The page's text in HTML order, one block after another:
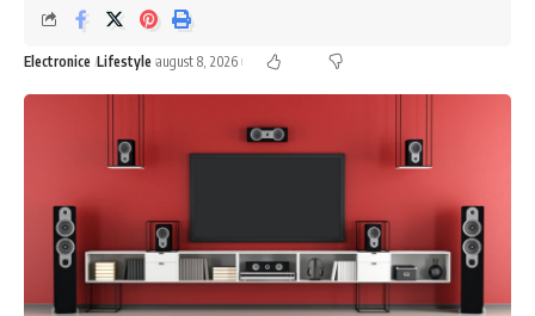
Electronice Lifestyle august 8, 2026